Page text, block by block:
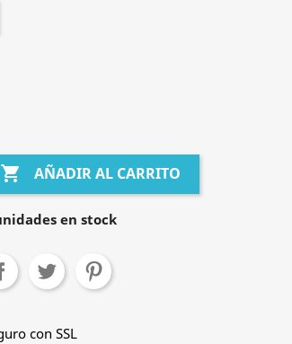
 AÑADIR AL CARRITO
en stock
con SSL